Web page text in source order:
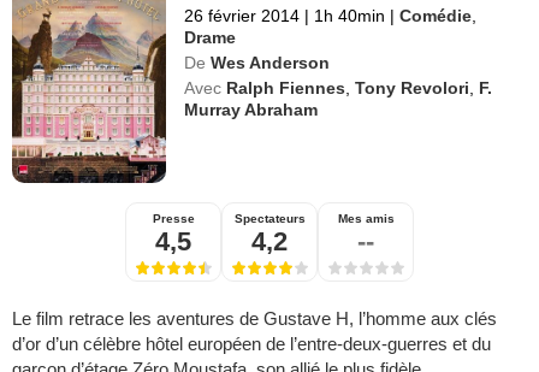
26 février 2014 | 1h 40min | Comédie,
Drame
De Wes Anderson
Avec Ralph Fiennes,Tony Revolori, F.
Murray Abraham
Presse
4,5
Spectateurs
4,2
Mes amis
--
Le film retrace les aventures de Gustave H, l’homme aux clés
d’or d’un célèbre hôtel européen de l’entre-deux-guerres et du